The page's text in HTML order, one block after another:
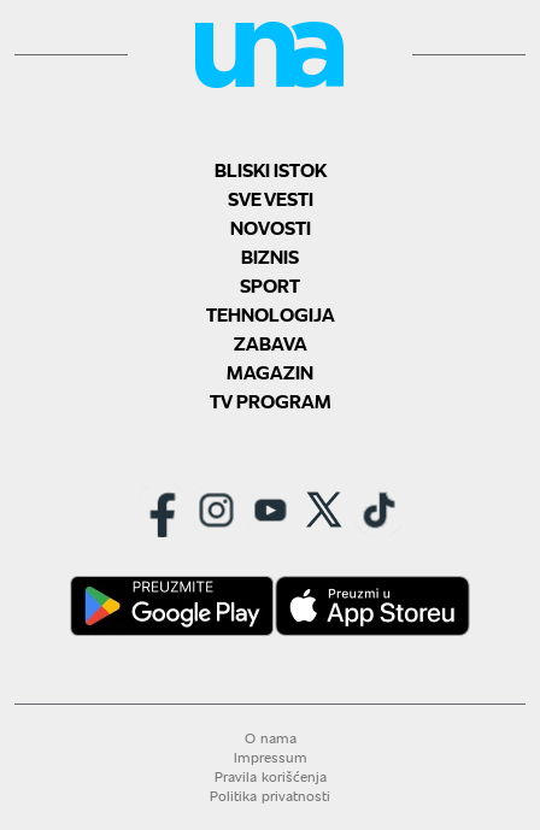
BLISKI ISTOK
SVE VESTI
NOVOSTI
BIZNIS
SPORT
TEHNOLOGIJA
ZABAVA
MAGAZIN
TV PROGRAM
O nama
Impressum
Pravila korišćenja
Politika privatnosti